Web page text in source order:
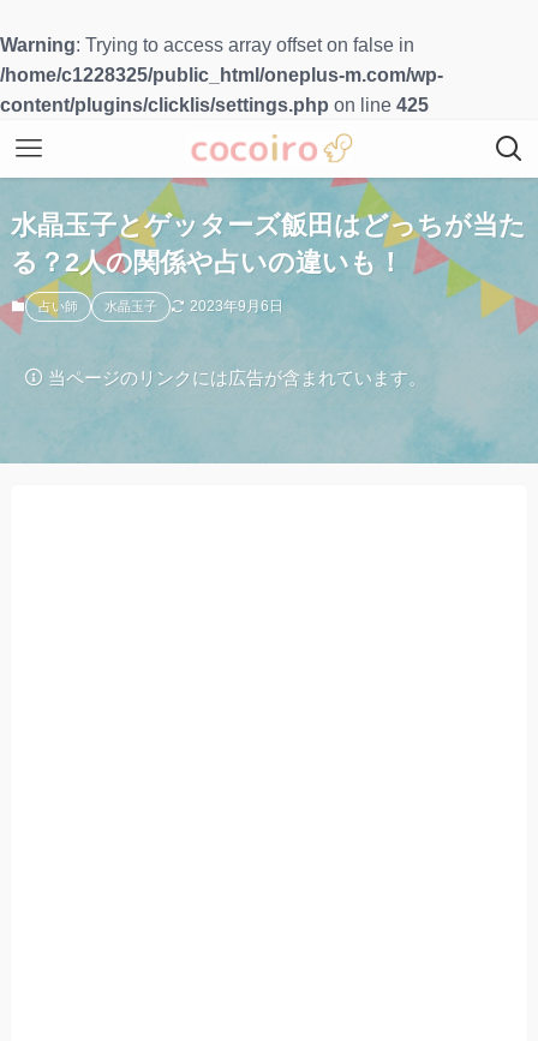
Warning: Trying to access array offset on false in
/home/c1228325/public_html/oneplus-m.com/wp-
content/plugins/clicklis/settings.php on line 425
水晶玉子とゲッターズ飯田はどっちが当た
る？2人の関係や占いの違いも！
占い師 水晶玉子 2023年9月6日
当ページのリンクには広告が含まれています。